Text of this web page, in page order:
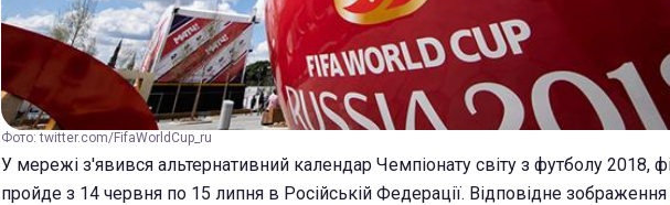
Фото: twitter.com/FifaWorldCup_ru
У мережі з'явився альтернативний календар Чемпіонату світу з футболу 2018,
пройде з 14 червня по 15 липня в Російській Федерації. Відповідне